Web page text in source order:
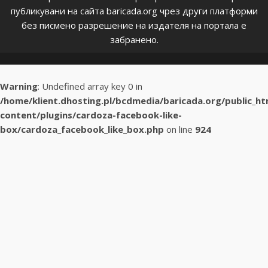
публикувани на сайта baricada.org чрез други платформи
без писмено разрешение на издателя на портала е
забранено.
Warning: Undefined array key 0 in
/home/klient.dhosting.pl/bcdmedia/baricada.org/
content/plugins/cardoza-facebook-like-
box/cardoza_facebook_like_box.php on line 924